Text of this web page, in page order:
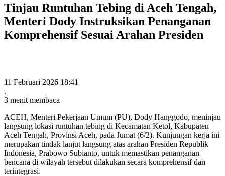
Tinjau Runtuhan Tebing di Aceh Tengah,
Menteri Dody Instruksikan Penanganan
Komprehensif Sesuai Arahan Presiden
11 Februari 2026 18:41
.
3 menit membaca
ACEH, Menteri Pekerjaan Umum (PU), Dody Hanggodo, meninjau
langsung lokasi runtuhan tebing di Kecamatan Ketol, Kabupaten
Aceh Tengah, Provinsi Aceh, pada Jumat (6/2). Kunjungan kerja ini
merupakan tindak lanjut langsung atas arahan Presiden Republik
Indonesia, Prabowo Subianto, untuk memastikan penanganan
bencana di wilayah tersebut dilakukan secara komprehensif dan
terintegrasi.